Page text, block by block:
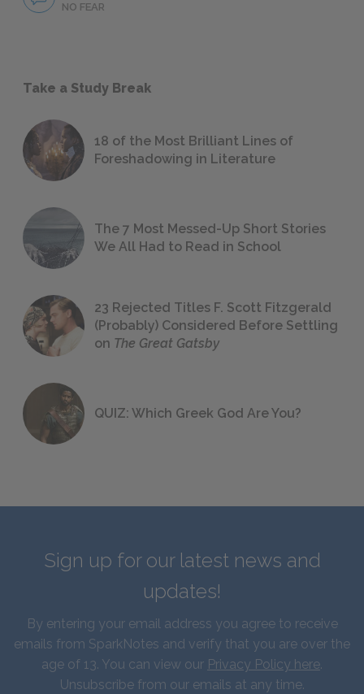
NO FEAR
Take a Study Break
18 of the Most Brilliant Lines of
Foreshadowing in Literature
The 7 Most Messed-Up Short Stories
We All Had to Read in School
23 Rejected Titles F. Scott Fitzgerald
(Probably) Considered Before Settling
on The Great Gatsby
QUIZ: Which Greek God Are You?
Sign up for our latest news and
updates!
By entering your email address you agree to receive
emails from SparkNotes and verify that you are over the
age of 13. You can view our Privacy Policy here.
Unsubscribe from our emails at any time.